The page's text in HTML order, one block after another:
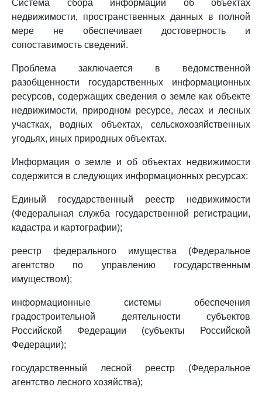
Система сбора информации об объектах
недвижимости, пространственных данных в полной
мере не обеспечивает достоверность и
сопоставимость сведений.
Проблема заключается в ведомственной
разобщенности государственных информационных
ресурсов, содержащих сведения о земле как объекте
недвижимости, природном ресурсе, лесах и лесных
участках, водных объектах, сельскохозяйственных
угодьях, иных природных объектах.
Информация о земле и об объектах недвижимости
содержится в следующих информационных ресурсах:
Единый государственный реестр недвижимости
(Федеральная служба государственной регистрации,
кадастра и картографии);
реестр федерального имущества (Федеральное
агентство по управлению государственным
имуществом);
информационные системы обеспечения
градостроительной деятельности субъектов
Российской Федерации (субъекты Российской
Федерации);
государственный лесной реестр (Федеральное
агентство лесного хозяйства);